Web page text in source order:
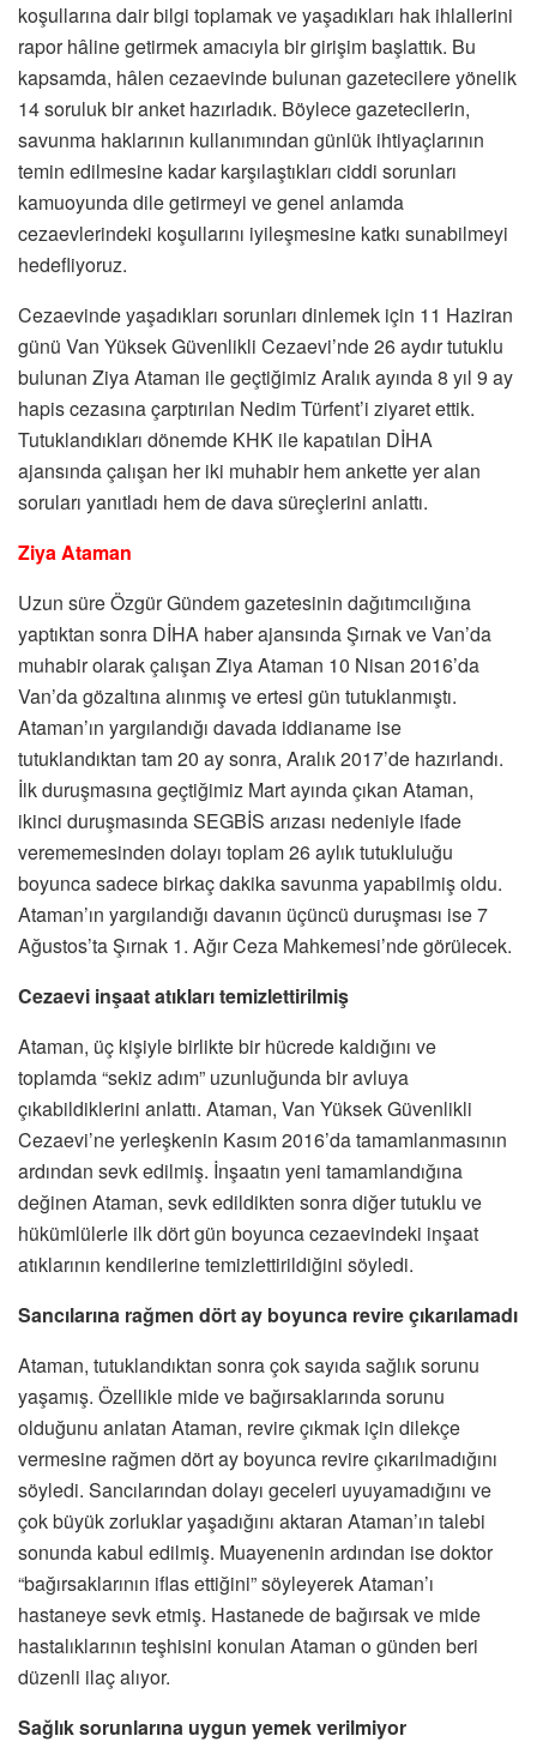
koşullarına dair bilgi toplamak ve yaşadıkları hak ihlallerini
rapor hâline getirmek amacıyla bir girişim başlattık. Bu
kapsamda, hâlen cezaevinde bulunan gazetecilere yönelik
14 soruluk bir anket hazırladık. Böylece gazetecilerin,
savunma haklarının kullanımından günlük ihtiyaçlarının
temin edilmesine kadar karşılaştıkları ciddi sorunları
kamuoyunda dile getirmeyi ve genel anlamda
cezaevlerindeki koşullarını iyileşmesine katkı sunabilmeyi
hedefliyoruz.
Cezaevinde yaşadıkları sorunları dinlemek için 11 Haziran
günü Van Yüksek Güvenlikli Cezaevi’nde 26 aydır tutuklu
bulunan Ziya Ataman ile geçtiğimiz Aralık ayında 8 yıl 9 ay
hapis cezasına çarptırılan Nedim Türfent’i ziyaret ettik.
Tutuklandıkları dönemde KHK ile kapatılan DİHA
ajansında çalışan her iki muhabir hem ankette yer alan
soruları yanıtladı hem de dava süreçlerini anlattı.
Ziya Ataman
Uzun süre Özgür Gündem gazetesinin dağıtımcılığına
yaptıktan sonra DİHA haber ajansında Şırnak ve Van’da
muhabir olarak çalışan Ziya Ataman 10 Nisan 2016’da
Van’da gözaltına alınmış ve ertesi gün tutuklanmıştı.
Ataman’ın yargılandığı davada iddianame ise
tutuklandıktan tam 20 ay sonra, Aralık 2017’de hazırlandı.
İlk duruşmasına geçtiğimiz Mart ayında çıkan Ataman,
ikinci duruşmasında SEGBİS arızası nedeniyle ifade
verememesinden dolayı toplam 26 aylık tutukluluğu
boyunca sadece birkaç dakika savunma yapabilmiş oldu.
Ataman’ın yargılandığı davanın üçüncü duruşması ise 7
Ağustos’ta Şırnak 1. Ağır Ceza Mahkemesi’nde görülecek.
Cezaevi inşaat atıkları temizlettirilmiş
Ataman, üç kişiyle birlikte bir hücrede kaldığını ve
toplamda “sekiz adım” uzunluğunda bir avluya
çıkabildiklerini anlattı. Ataman, Van Yüksek Güvenlikli
Cezaevi’ne yerleşkenin Kasım 2016’da tamamlanmasının
ardından sevk edilmiş. İnşaatın yeni tamamlandığına
değinen Ataman, sevk edildikten sonra diğer tutuklu ve
hükümlülerle ilk dört gün boyunca cezaevindeki inşaat
atıklarının kendilerine temizlettirildiğini söyledi.
Sancılarına rağmen dört ay boyunca revire çıkarılamadı
Ataman, tutuklandıktan sonra çok sayıda sağlık sorunu
yaşamış. Özellikle mide ve bağırsaklarında sorunu
olduğunu anlatan Ataman, revire çıkmak için dilekçe
vermesine rağmen dört ay boyunca revire çıkarılmadığını
söyledi. Sancılarından dolayı geceleri uyuyamadığını ve
çok büyük zorluklar yaşadığını aktaran Ataman’ın talebi
sonunda kabul edilmiş. Muayenenin ardından ise doktor
“bağırsaklarının iflas ettiğini” söyleyerek Ataman’ı
hastaneye sevk etmiş. Hastanede de bağırsak ve mide
hastalıklarının teşhisini konulan Ataman o günden beri
düzenli ilaç alıyor.
Sağlık sorunlarına uygun yemek verilmiyor